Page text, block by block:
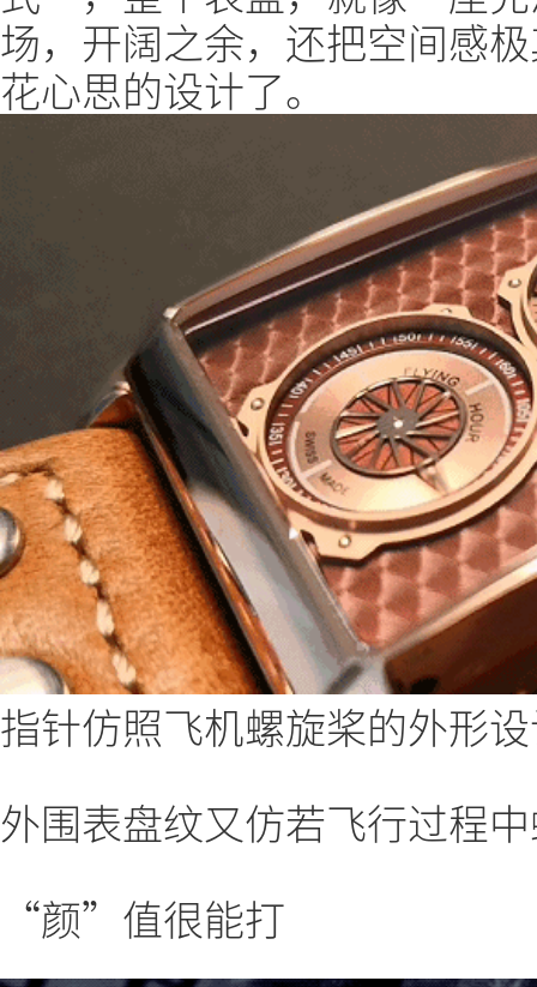
场，开阔之余，还把空间感
花心思的设计了。
指针仿照飞机螺旋桨的外形
外围表盘纹又仿若飞行过程
“颜”值很能打